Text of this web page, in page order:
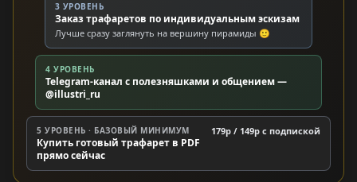
3 УРОВЕНЬ
Заказ трафаретов по индивидуальным эскизам
Лучше сразу заглянуть на вершину пирамиды 🙂
4 УРОВЕНЬ
Telegram-канал с полезняшками и общением —
@illustri_ru
5 УРОВЕНЬ · БАЗОВЫЙ МИНИМУМ
Купить готовый трафарет в PDF
прямо сейчас
179р / 149р c подпиской